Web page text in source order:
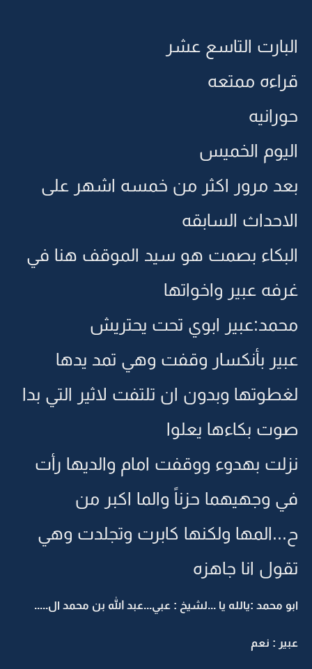
البارت التاسع عشر
قراءه ممتعه
حورانيه
اليوم الخميس
بعد مرور اكثر من خمسه اشهر على
الاحداث السابقه
البكاء بصمت هو سيد الموقف هنا في
غرفه عبير واخواتها
محمد:عبير ابوي تحت يحتريش
عبير بأنكسار وقفت وهي تمد يدها
لغطوتها وبدون ان تلتفت لاثير التي بدا
صوت بكاءها يعلوا
نزلت بهدوء ووقفت امام والديها رأت
في وجهيهما حزناً والما اكبر من
ح...المها ولكنها كابرت وتجلدت وهي
تقول انا جاهزه
ابو محمد :يالله يا ...لشيخ : عبي...عبد الله بن محمد ال.....
عبير : نعم